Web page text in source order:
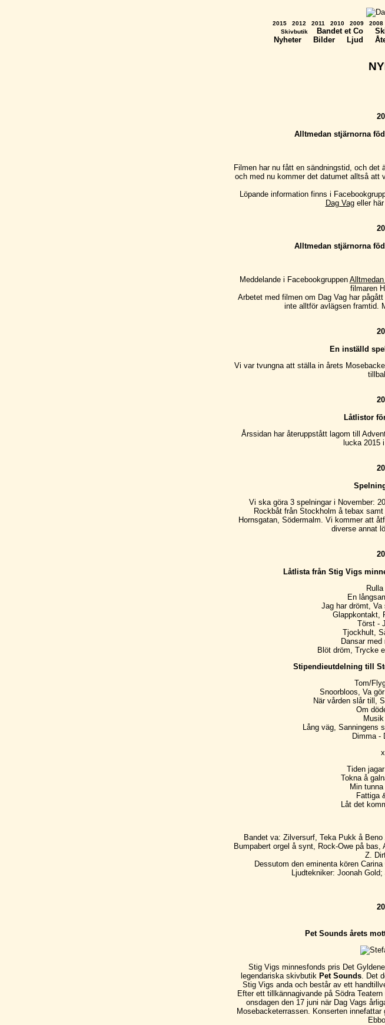
2015 2012 2011 2010 2009 2008
Skivbutik
Bandet et Co
Nyheter
Bilder Ljud
Alltmedan stjärnorna
Filmen har nu fått en sändningstid, och
och med nu kommer det datumet alltså att
Löpande information finns i
Dag Vageller här
Alltmedan stjärnorna
Meddelande i Facebookgruppen
filmaren
Arbetet med filmen om Dag Vag har
inte alltför avlägsen framtid.
En inställd
Vi var tvungna att ställa in årets
Låtlistor
Årssidan har återuppstått lagom till
lucka 2015
Vi ska göra 3 spelningar i November:
Rockbåt från Stockholm å tebax
Hornsgatan, Södermalm. Vi kommer att
diverse annat
Låtlista från Stig Vigs
En
Jag har drömt, Va
Glappkontakt,
Törst -
Tjockhult,
Dansar
Blöt dröm, Trycke
Stipendieutdelning till
Tom/
Snoorbloos, Va
När vården slår till,
Om
Lång väg, Sanningens
Dimma -
Tiden
Tokna å
Min
Fattiga
Låt det
Bandet va: Zilversurf, Teka Pukk å
Bumpabert orgel å synt, Rock-Owe på
Z.
Dessutom den eminenta kören
Ljudtekniker: Joonah
Pet Sounds årets
Stig Vigs minnesfonds pris Det
legendariska skivbutik Pet Sounds. Det
Stig Vigs anda och består av ett
Efter ett tillkännagivande på Södra
onsdagen den 17 juni när Dag Vags
Mosebacketerrassen. Konserten